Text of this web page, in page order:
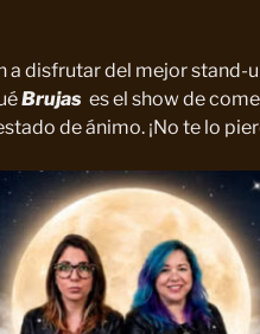
a disfrutar del mejor stand-
Brujas es el show de
de ánimo. ¡No te lo